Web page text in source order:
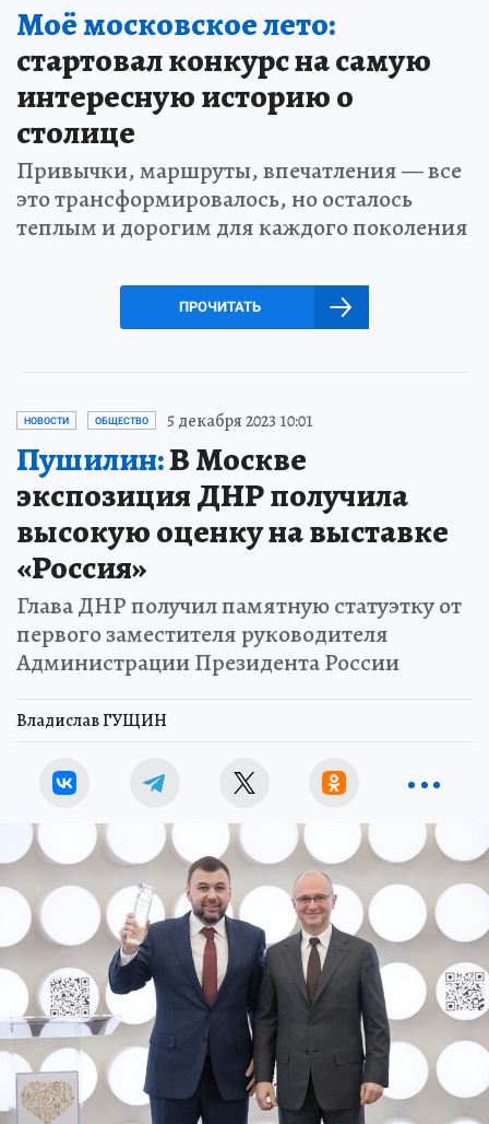
Моё московское лето:
стартовал конкурс на самую
интересную историю о
столице
Привычки, маршруты, впечатления — все
это трансформировалось, но осталось
теплым и дорогим для каждого поколения
ПРОЧИТАТЬ
НОВОСТИ ОБЩЕСТВО 5 декабря 2023 10:01
Пушилин:В Москве
экспозиция ДНР получила
высокую оценку на выставке
«Россия»
Глава ДНР получил памятную статуэтку от
первого заместителя руководителя
Администрации Президента России
Владислав ГУЩИН